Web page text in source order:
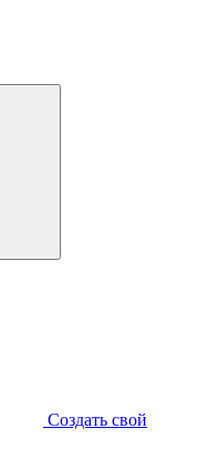
Создать свой